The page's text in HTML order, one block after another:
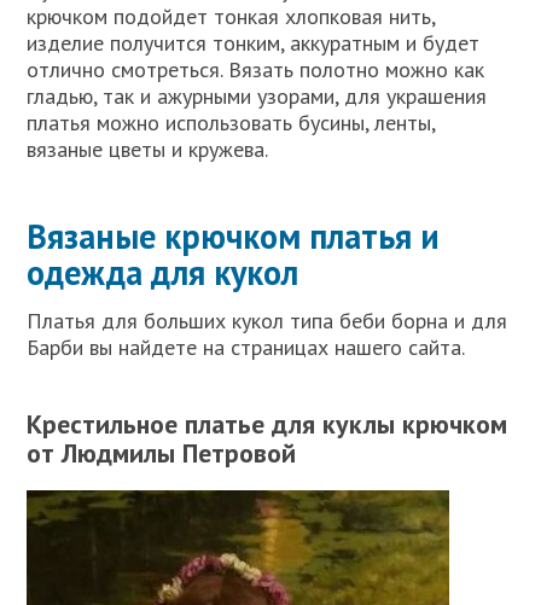
крючком подойдет тонкая хлопковая нить,
изделие получится тонким, аккуратным и будет
отлично смотреться. Вязать полотно можно как
гладью, так и ажурными узорами, для украшения
платья можно использовать бусины, ленты,
вязаные цветы и кружева.
Вязаные крючком платья и
одежда для кукол
Платья для больших кукол типа беби борна и для
Барби вы найдете на страницах нашего сайта.
Крестильное платье для куклы крючком
от Людмилы Петровой